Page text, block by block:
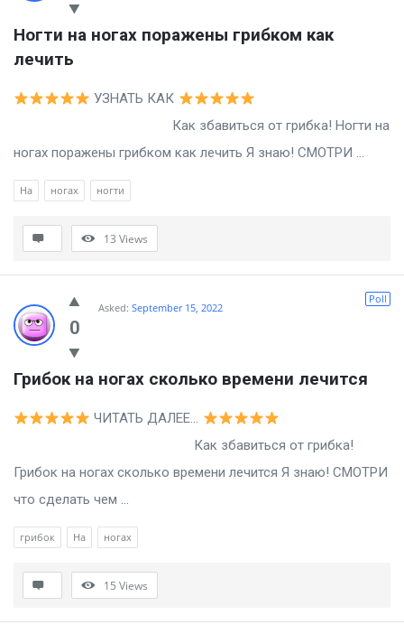
Ногти на ногах поражены грибком как
лечить
УЗНАТЬ КАК
Как збавиться от грибка! Ногти на
ногах поражены грибком как лечить Я знаю! СМОТРИ ...
На ногах ногти
13 Views
0
Poll
Asked: September 15, 2022
Грибок на ногах сколько времени лечится
ЧИТАТЬ ДАЛЕЕ…
Как збавиться от грибка!
Грибок на ногах сколько времени лечится Я знаю! СМОТРИ
что сделать чем ...
грибок На ногах
15 Views